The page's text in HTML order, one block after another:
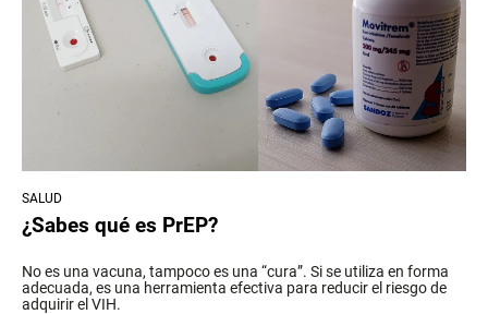
SALUD
¿Sabes qué es PrEP?
No es una vacuna, tampoco es una “cura”. Si se utiliza en forma
adecuada, es una herramienta efectiva para reducir el riesgo de
adquirir el VIH.